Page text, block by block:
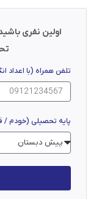
اولین نفری
تلفن همراه (با اعداد
پایه تحصیلی (خودم /